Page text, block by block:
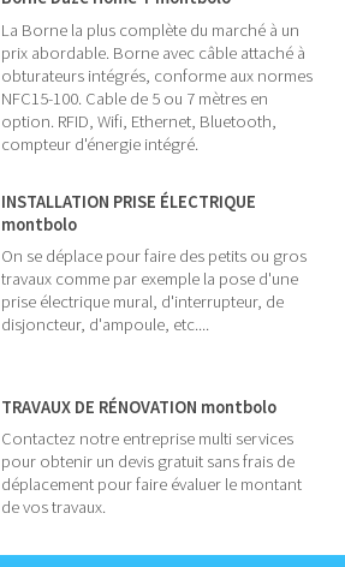
La Borne la plus complète du marché à un
prix abordable. Borne avec câble attaché à
obturateurs intégrés, conforme aux normes
NFC15-100. Cable de 5 ou 7 mètres en
option. RFID, Wifi, Ethernet, Bluetooth,
compteur d'énergie intégré.
INSTALLATION PRISE ÉLECTRIQUE
montbolo
On se déplace pour faire des petits ou gros
travaux comme par exemple la pose d'une
prise électrique mural, d'interrupteur, de
disjoncteur, d'ampoule, etc....
TRAVAUX DE RÉNOVATION montbolo
Contactez notre entreprise multi services
pour obtenir un devis gratuit sans frais de
déplacement pour faire évaluer le montant
de vos travaux.